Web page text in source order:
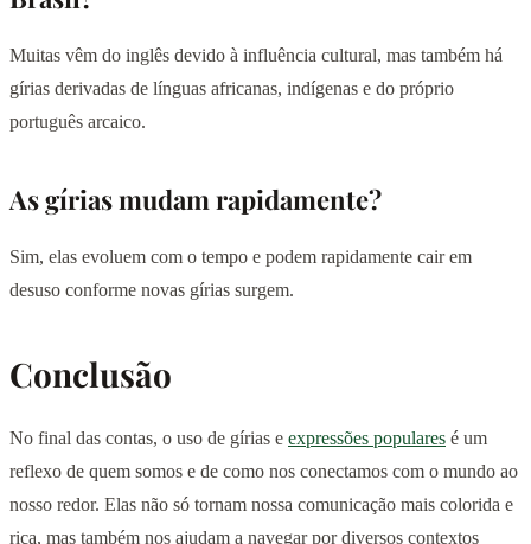
Muitas vêm do inglês devido à influência cultural, mas também há
gírias derivadas de línguas africanas, indígenas e do próprio
português arcaico.
As gírias mudam rapidamente?
Sim, elas evoluem com o tempo e podem rapidamente cair em
desuso conforme novas gírias surgem.
Conclusão
No final das contas, o uso de gírias e expressões populares é um
reflexo de quem somos e de como nos conectamos com o mundo ao
nosso redor. Elas não só tornam nossa comunicação mais colorida e
rica, mas também nos ajudam a navegar por diversos contextos